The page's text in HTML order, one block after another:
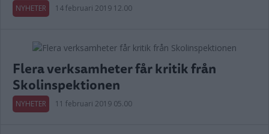
NYHETER 14 februari 2019 12.00
Flera verksamheter får kritik från
Skolinspektionen
NYHETER 11 februari 2019 05.00